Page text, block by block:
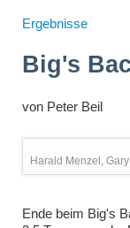
Ergebnisse
Big's
von Peter Beil
Harald Menzel,
Ende beim Big's